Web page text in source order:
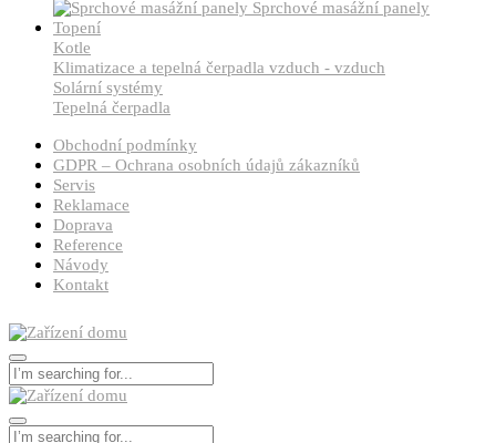
Sprchové masážní panely
Topení
Kotle
Klimatizace a tepelná čerpadla vzduch - vzduch
Solární systémy
Tepelná čerpadla
Obchodní podmínky
GDPR – Ochrana osobních údajů zákazníků
Servis
Reklamace
Doprava
Reference
Návody
Kontakt